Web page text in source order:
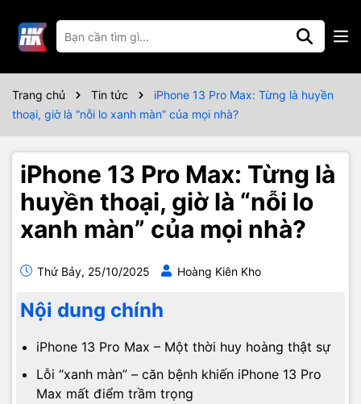
Trang chủ Tin tức
iPhone 13 Pro Max: Từng là huyền
thoại, giờ là “nỗi lo xanh màn” của mọi nhà?
iPhone 13 Pro Max: Từng là
huyền thoại, giờ là “nỗi lo
xanh màn” của mọi nhà?
Thứ Bảy, 25/10/2025 Hoàng Kiên Kho
Nội dung chính
iPhone 13 Pro Max – Một thời huy hoàng thật sự
Lỗi “xanh màn” – căn bệnh khiến iPhone 13 Pro
Max mất điểm trầm trọng